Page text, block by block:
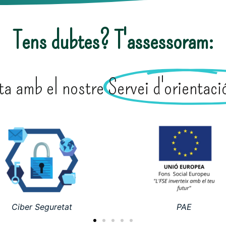
Tens dubtes? T'assessoram:
amb el nostreServei
PAE ERASMUS +